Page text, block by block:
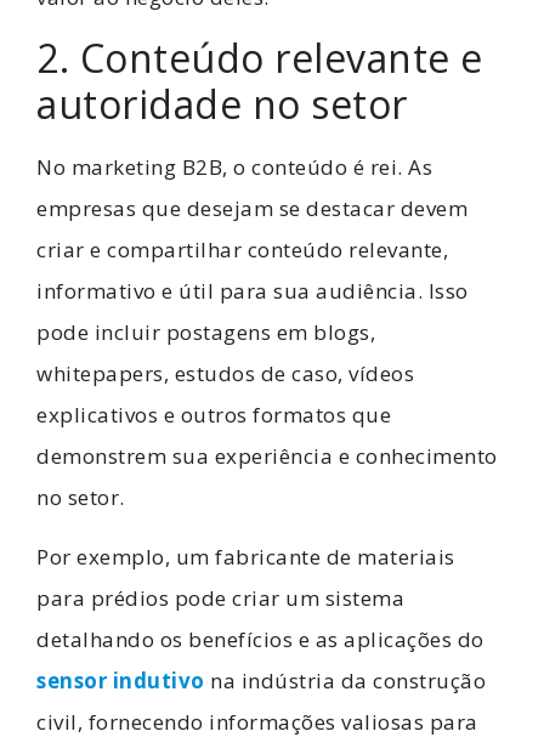
2. Conteúdo relevante e
autoridade no setor
No marketing B2B, o conteúdo é rei. As
empresas que desejam se destacar devem
criar e compartilhar conteúdo relevante,
informativo e útil para sua audiência. Isso
pode incluir postagens em blogs,
whitepapers, estudos de caso, vídeos
explicativos e outros formatos que
demonstrem sua experiência e conhecimento
no setor.
Por exemplo, um fabricante de materiais
para prédios pode criar um sistema
detalhando os benefícios e as aplicações do
sensor indutivo na indústria da construção
civil, fornecendo informações valiosas para